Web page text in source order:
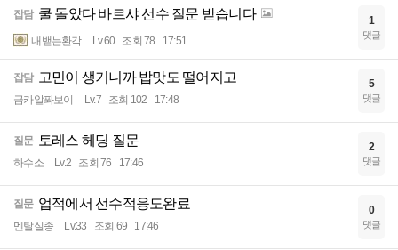
잡담 쿨 돌았다 바르샤 선수 질문 받습니다
내뱉는환각 Lv.60 조회 78 17:51
1
댓글
잡담 고민이 생기니까 밥맛도 떨어지고
금카알퐈보이 Lv.7 조회 102 17:48
5
댓글
질문 토레스 헤딩 질문
하수소 Lv.2 조회 76 17:46
2
댓글
질문 업적에서 선수적응도완료
멘탈실종 Lv.33 조회 69 17:46
0
댓글